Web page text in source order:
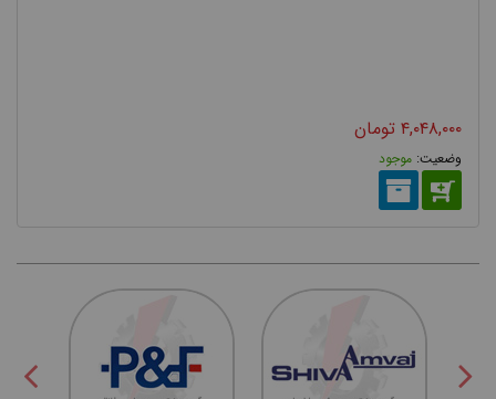
۴,۰۴۸,۰۰۰ تومان
موجود